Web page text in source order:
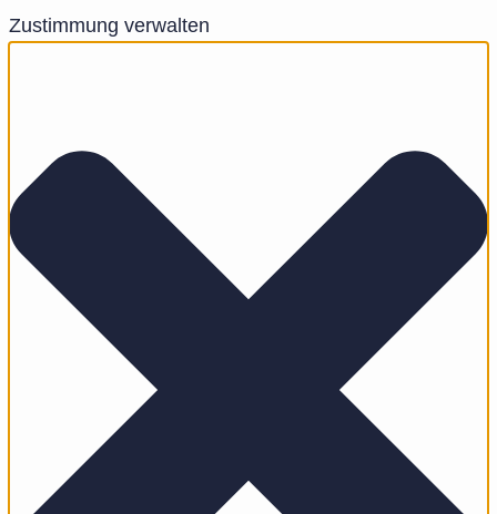
Zustimmung verwalten